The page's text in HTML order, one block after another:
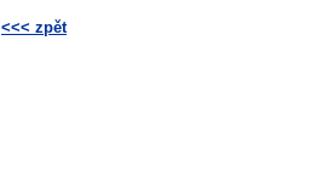
<<< zpět